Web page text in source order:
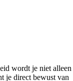
wordt je niet alleen
je direct bewust van